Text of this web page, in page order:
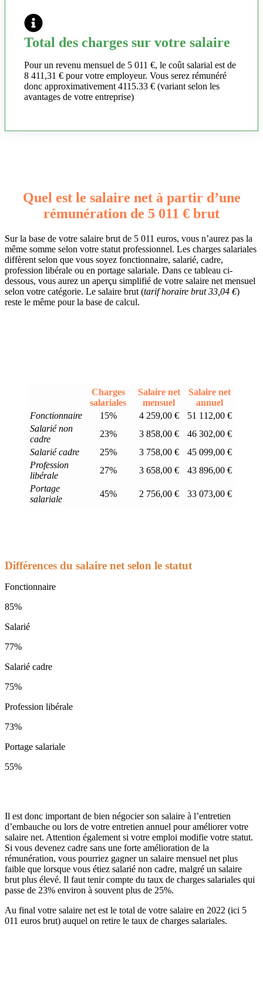
Total des charges sur votre salaire
Pour un revenu mensuel de 5 011 €, le coût salarial est de
8 411,31 € pour votre employeur. Vous serez rémunéré
donc approximativement 4115.33 € (variant selon les
avantages de votre entreprise)
Quel est le salaire net à partir d’une
rémunération de 5 011 € brut
Sur la base de votre salaire brut de 5 011 euros, vous n’aurez pas la
même somme selon votre statut professionnel. Les charges salariales
diffèrent selon que vous soyez fonctionnaire, salarié, cadre,
profession libérale ou en portage salariale. Dans ce tableau ci-
dessous, vous aurez un aperçu simplifié de votre salaire net mensuel
selon votre catégorie. Le salaire brut (tarif horaire brut 33,04 €)
reste le même pour la base de calcul.
Charges
salariales
Salaire net
mensuel
Salaire net
annuel
Fonctionnaire
15% 4 259,00 €
51 112,00 €
Salarié non
cadre
23% 3 858,00 €
46 302,00 €
Salarié cadre
25% 3 758,00 €
45 099,00 €
Profession
libérale
27% 3 658,00 €
43 896,00 €
Portage
salariale
45% 2 756,00 € 33 073,00 €
Différences du salaire net selon le statut
Fonctionnaire
85%
Salarié
77%
Salarié cadre
75%
Profession libérale
73%
Portage salariale
55%
Il est donc important de bien négocier son salaire à l’entretien
d’embauche ou lors de votre entretien annuel pour améliorer votre
salaire net. Attention également si votre emploi modifie votre statut.
Si vous devenez cadre sans une forte amélioration de la
rémunération, vous pourriez gagner un salaire mensuel net plus
faible que lorsque vous étiez salarié non cadre, malgré un salaire
brut plus élevé. Il faut tenir compte du taux de charges salariales qui
passe de 23% environ à souvent plus de 25%.
Au final votre salaire net est le total de votre salaire en 2022 (ici 5
011 euros brut) auquel on retire le taux de charges salariales.